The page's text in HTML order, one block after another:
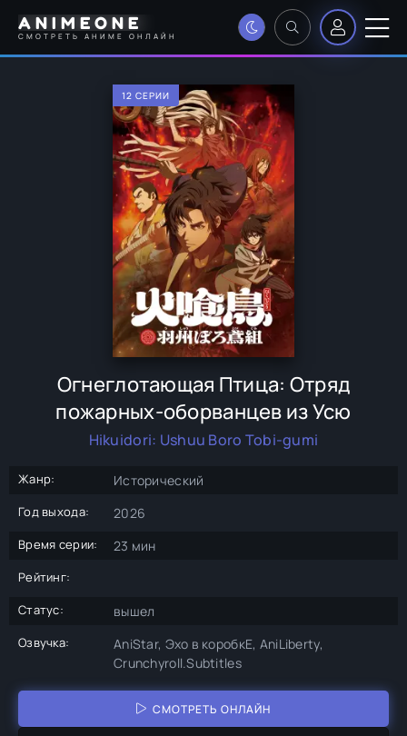
ANIMEONE
СМОТРЕТЬ АНИМЕ ОНЛАЙН
12 СЕРИИ
Огнеглотающая Птица: Отряд
пожарных-оборванцев из Усю
Hikuidori: Ushuu Boro Tobi-gumi
Жанр: Исторический
Год выхода: 2026
Время серии: 23 мин
Рейтинг:
Статус:
вышел
Озвучка:
AniStar, Эхо в коробкЕ, AniLiberty,
Crunchyroll.Subtitles
СМОТРЕТЬ ОНЛАЙН